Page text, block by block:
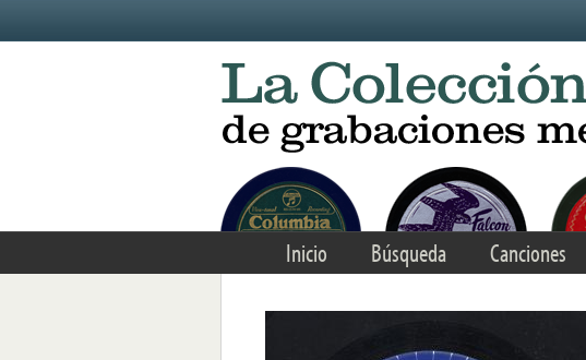
Inicio Búsqueda Canciones